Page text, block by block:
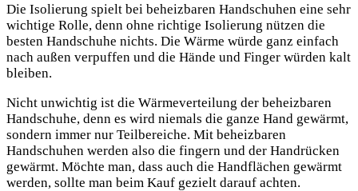
Die Isolierung spielt bei beheizbaren Handschuhen eine sehr
wichtige Rolle, denn ohne richtige Isolierung nützen die
besten Handschuhe nichts. Die Wärme würde ganz einfach
nach außen verpuffen und die Hände und Finger würden kalt
bleiben.
Nicht unwichtig ist die Wärmeverteilung der beheizbaren
Handschuhe, denn es wird niemals die ganze Hand gewärmt,
sondern immer nur Teilbereiche. Mit beheizbaren
Handschuhen werden also die fingern und der Handrücken
gewärmt. Möchte man, dass auch die Handflächen gewärmt
werden, sollte man beim Kauf gezielt darauf achten.